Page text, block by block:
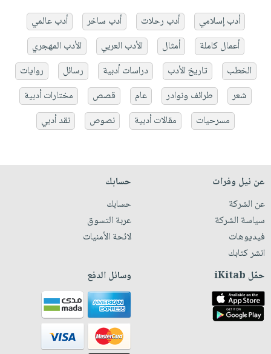
أدب إسلامي أدب رحلات أدب ساخر
أدب عالمي
أعمال كاملة
أمثال الأدب العربي
الأدب المهجري
الخطب
تاريخ الأدب دراسات أدبية رسائل
روايات
شعر
طرائف ونوادر عام قصص
مختارات أدبية
مسرحيات
مقالات أدبية نصوص نقد أدبي
عن نيل وفرات
عن الشركة
سياسة الشركة
فيديوهات
انشر كتابك
حسابك
حسابك
عربة التسوق
لائحة الأمنيات
حمّل iKitab وسائل الدفع